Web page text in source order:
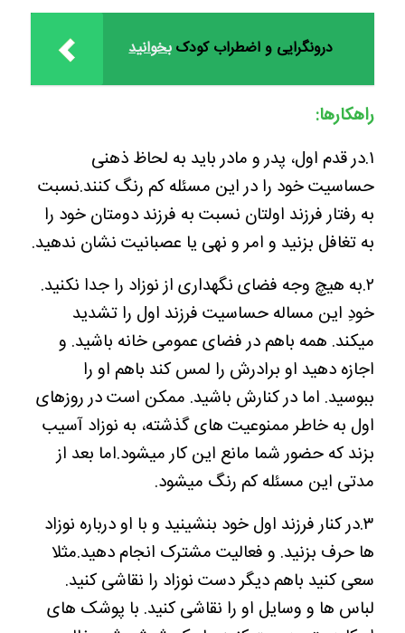
بخوانیددرونگرایی و اضطراب کودک
راهکارها:
۱.در قدم اول، پدر و مادر باید به لحاظ ذهنی
حساسیت خود را در این مسئله کم رنگ کنند.نسبت
به رفتار فرزند اولتان نسبت به فرزند دومتان خود را
به تغافل بزنید و امر و نهی یا عصبانیت نشان ندهید.
۲.به هیچ وجه فضای نگهداری از نوزاد را جدا نکنید.
خودِ این مساله حساسیت فرزند اول را تشدید
میکند. همه باهم در فضای عمومی خانه باشید. و
اجازه دهید او برادرش را لمس کند باهم او را
ببوسید. اما در کنارش باشید. ممکن است در روزهای
اول به خاطر ممنوعیت های گذشته، به نوزاد آسیب
بزند که حضور شما مانع این کار میشود.اما بعد از
مدتی این مسئله کم رنگ میشود.
۳.در کنار فرزند اول خود بنشینید و با او درباره نوزاد
ها حرف بزنید. و فعالیت مشترک انجام دهید.مثلا
سعی کنید باهم دیگر دست نوزاد را نقاشی کنید.
لباس ها و وسایل او را نقاشی کنید. با پوشک های